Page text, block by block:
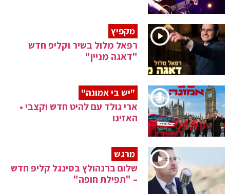
מקפיץ
רפאל מלול בשיר וקליפ חדש
"דאגה מניין"
"יש בי אמונה"
ארי גולד עם להיט חדש וקצבי •
האזינו
מרגש
שלום ברנהולץ בסינגל קליפ חדש
– "תפילת חופה"